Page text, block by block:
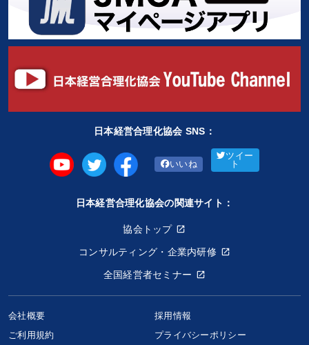
日本経営合理化協会 SNS：
いいね
ツイー
ト
日本経営合理化協会の関連サイト：
協会トップ
コンサルティング・企業内研修
全国経営者セミナー
会社概要
採用情報
ご利用規約
プライバシーポリシー